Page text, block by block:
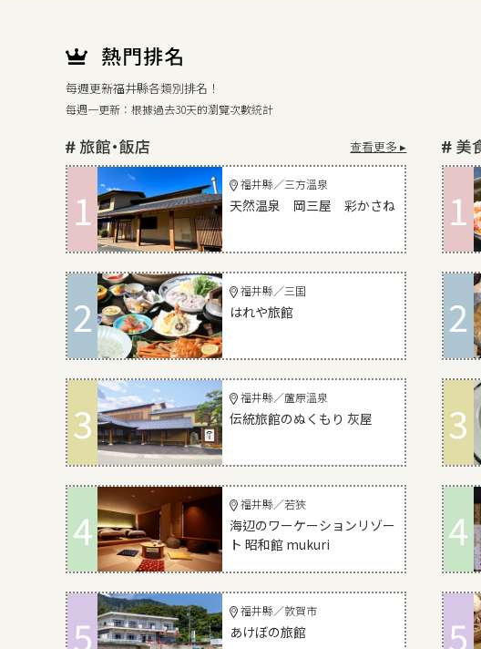
每週更新福井縣各類別排名！
每週一更新：根據過去30天的瀏覽次數統計
查看更多 ▸
1 福井縣／三方溫泉
天然温泉 岡三屋 彩かさね
2 福井縣／三国
はれや旅館
3 福井縣／蘆原溫泉
伝統旅館のぬくもり 灰屋
4 福井縣／若狹
海辺のワーケーションリゾー
ト 昭和館 mukuri
5 福井縣／敦賀市
あけぼの旅館
1
2
3
4
5